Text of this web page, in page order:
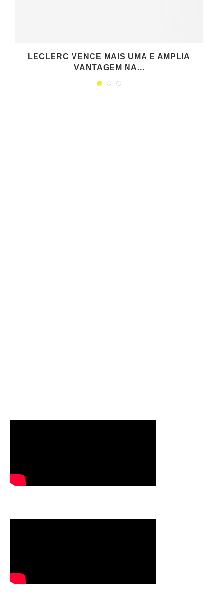
LECLERC VENCE MAIS UMA E AMPLIA
VANTAGEM NA...